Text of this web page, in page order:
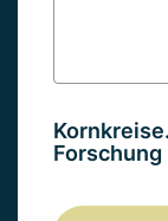
Forschung